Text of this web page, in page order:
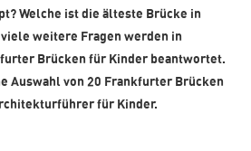
Welche ist die älteste Brücke in
weitere Fragen werden in
Brücken für Kinder beantwortet.
Auswahl von 20 Frankfurter Brücken
für Kinder.